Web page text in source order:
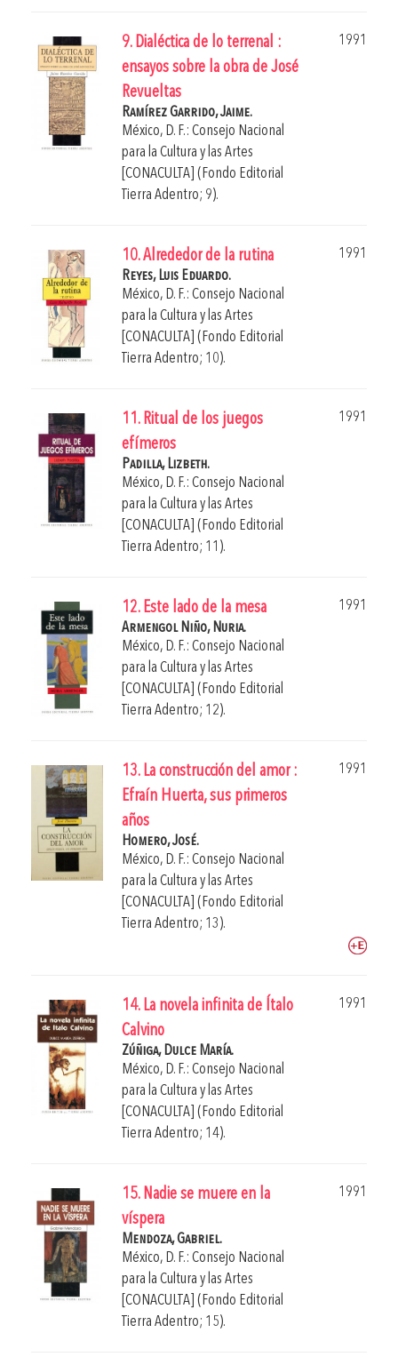
9. Dialéctica de lo terrenal :
ensayos sobre la obra de José
Revueltas
1991
Ramírez Garrido, Jaime.
México, D. F.: Consejo Nacional
para la Cultura y las Artes
[CONACULTA] (Fondo Editorial
Tierra Adentro; 9).
10. Alrededor de la rutina
1991
Reyes, Luis Eduardo.
México, D. F.: Consejo Nacional
para la Cultura y las Artes
[CONACULTA] (Fondo Editorial
Tierra Adentro; 10).
11. Ritual de los juegos
efímeros
1991
Padilla, Lizbeth.
México, D. F.: Consejo Nacional
para la Cultura y las Artes
[CONACULTA] (Fondo Editorial
Tierra Adentro; 11).
12. Este lado de la mesa
1991
Armengol Niño, Nuria.
México, D. F.: Consejo Nacional
para la Cultura y las Artes
[CONACULTA] (Fondo Editorial
Tierra Adentro; 12).
13. La construcción del amor :
Efraín Huerta, sus primeros
años
1991
Homero, José.
México, D. F.: Consejo Nacional
para la Cultura y las Artes
[CONACULTA] (Fondo Editorial
Tierra Adentro; 13).
14. La novela infinita de Ítalo
Calvino
1991
Zúñiga, Dulce María.
México, D. F.: Consejo Nacional
para la Cultura y las Artes
[CONACULTA] (Fondo Editorial
Tierra Adentro; 14).
15. Nadie se muere en la
víspera
1991
Mendoza, Gabriel.
México, D. F.: Consejo Nacional
para la Cultura y las Artes
[CONACULTA] (Fondo Editorial
Tierra Adentro; 15).